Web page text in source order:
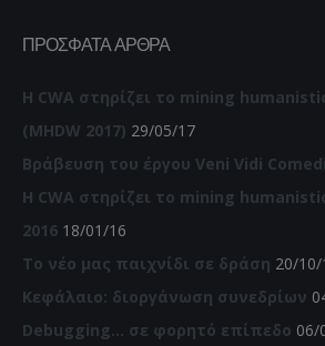
ΠΡΌΣΦΑΤΑ ΆΡΘΡΑ
Η CWA στηρίζει το mining
(MHDW 2017) 29/05/17
Βράβευση του έργου Veni Vidi Comedi
Η CWA στηρίζει το mining
2016 18/01/16
Το νέο μας παιχνίδι σε δράση 20/10/
Κεφάλαιο: διοργάνωση συνεδρίων
Debugging… σε φορητό επίπεδο 06/